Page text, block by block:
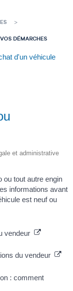
DÉMARCHES
d'un véhicule
et administrative
ou tout autre engin
informations avant
est neuf ou
vendeur
du vendeur
: comment